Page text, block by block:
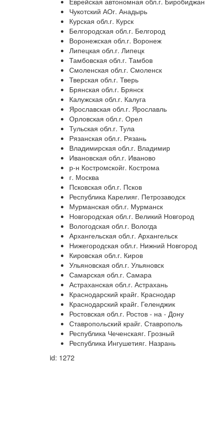
Чукотский АОг. Анадырь
Курская обл.г. Курск
Белгородская обл.г. Белгород
Воронежская обл.г. Воронеж
Липецкая обл.г. Липецк
Тамбовская обл.г. Тамбов
Смоленская обл.г. Смоленск
Тверская обл.г. Тверь
Брянская обл.г. Брянск
Калужская обл.г. Калуга
Ярославская обл.г. Ярославль
Орловская обл.г. Орел
Тульская обл.г. Тула
Рязанская обл.г. Рязань
Владимирская обл.г. Владимир
Ивановская обл.г. Иваново
р-н Костромскойг. Кострома
г. Москва
Псковская обл.г. Псков
Республика Карелияг. Петрозаводск
Мурманская обл.г. Мурманск
Новгородская обл.г. Великий Новгород
Вологодская обл.г. Вологда
Архангельская обл.г. Архангельск
Нижегородская обл.г. Нижний Новгород
Кировская обл.г. Киров
Ульяновская обл.г. Ульяновск
Самарская обл.г. Самара
Астраханская обл.г. Астрахань
Краснодарский крайг. Краснодар
Краснодарский крайг. Геленджик
Ростовская обл.г. Ростов - на - Дону
Ставропольский крайг. Ставрополь
Республика Чеченскаяг. Грозный
Республика Ингушетияг. Назрань
id: 1272